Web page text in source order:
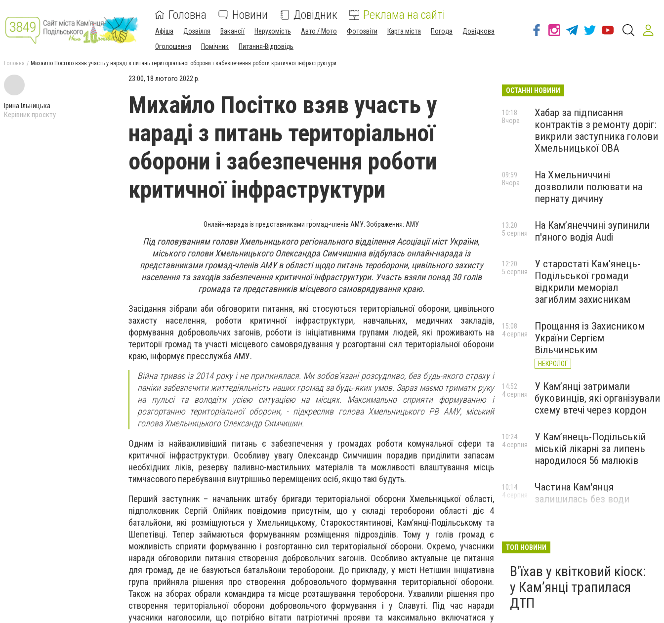
Головна Новини Довідник Реклама на сайті
Афіша Дозвілля Вакансії Нерухомість Авто / Мото Фотозвіти Карта міста Погода
Довідкова
Оголошення
Помічник Питання-Відповідь
Головна Михайло Посітко взяв участь у нараді з питань територіальної оборони і забезпечення роботи критичної інфраструктури
Ірина Ільницька
Керівник проєкту
23:00, 18 лютого 2022 р.
Михайло Посітко взяв участь у
нараді з питань територіальної
оборони і забезпечення роботи
критичної інфраструктури
Онлайн-нарада із представниками громад-членів АМУ. Зображення: АМУ
Під головуванням голови Хмельницького регіонального відділення Асоціації міст України,
міського голови Хмельницького Олександра Симчишина відбулась онлайн-нарада із
представниками громад-членів АМУ в області щодо питань тероборони, цивільного захисту
населення та заходів забезпечення критичної інфраструктури. Участь взяли понад 30 голів
громада та представників місцевого самоврядування краю.
Засідання зібрали аби обговорити питання, які стосуються територіальної оборони, цивільного
захисту населення, роботи критичної інфраструктури, навчальних, медичних закладів,
формування добровольчих загонів, роботи із ініціативними групами людей, які проживають на
території громад та участі місцевого самоврядування у розгортанні сил територіальної оборони
краю, інформує пресслужба АМУ.
Війна триває із 2014 року і не припинялася. Ми зобов’язані розсудливо, без будь-якого страху і
паніки забезпечити життєдіяльність наших громад за будь-яких умов. Зараз маємо тримати руку
на пульсі та володіти усією ситуацією на місцях. Максимально сприяти формуванню і
розгортанню територіальної оборони, - підкреслив голова Хмельницького РВ АМУ, міський
голова Хмельницького Олександр Симчишин.
Одним із найважливіший питань є забезпечення у громадах роботи комунальної сфери та
критичної інфраструктури. Особливу увагу Олександр Симчишин порадив приділити запасам
необхідних ліків, резерву паливно-мастильних матеріалів та можливості влаштування місць
тимчасового перебування внутрішньо переміщених осіб, якщо такі будуть.
Перший заступник – начальник штабу бригади територіальної оборони Хмельницької області,
підполковник Сергій Олійник повідомив присутнім, що у складі тероборони області діє 4
батальйони, які розміщуються у Хмельницькому, Старокостянтинові, Кам’янці-Подільському та
Шепетівці. Тепер займаються формуванням розміщення підрозділів. Тому у голів громад є
можливість сприяти формуванню і розгортанню сил територіальної оборони. Окремо, учасники
наради обговорили питання створення добровольчих загонів. Особливо актуальне це питання
для громад, де не базуються батальйони тероборони. До прикладу, у місті Нетішин ініціативна
група прийняла рішення про створення добровольчого формування територіальної оборони.
Також на зборах обрали командира та місце розташування тероборони. Ухвалили рішення про
створення територіальної оборони добровольчого формування і у Славуті. Під час наради
учасники наголосили, що потрібно вітати патріотичні прояви та максимально включатися у
ОСТАННІ НОВИНИ
Хабар за підписання
контрактів з ремонту доріг:
викрили заступника голови
Хмельницької ОВА
10:18
Вчора
На Хмельниччині
дозволили полювати на
пернату дичину
09:59
Вчора
На Камʼянеччині зупинили
п'яного водія Audi
13:20
5 серпня
У старостаті Кам’янець-
Подільської громади
відкрили меморіал
загиблим захисникам
12:20
5 серпня
Прощання із Захисником
України Сергієм
Вільчинським
НЕКРОЛОГ
15:08
4 серпня
У Кам’янці затримали
буковинців, які організували
схему втечі через кордон
14:52
4 серпня
У Кам’янець-Подільській
міській лікарні за липень
народилося 56 малюків
10:24
4 серпня
Частина Кам'янця
залишилась без води
10:14
4 серпня
ТОП НОВИНИ
Вʼїхав у квітковий кіоск:
у Камʼянці трапилася
ДТП